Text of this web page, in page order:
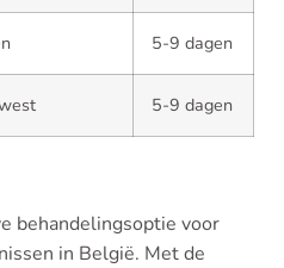
5-9 dagen
5-9 dagen
behandelingsoptie voor
in België. Met de